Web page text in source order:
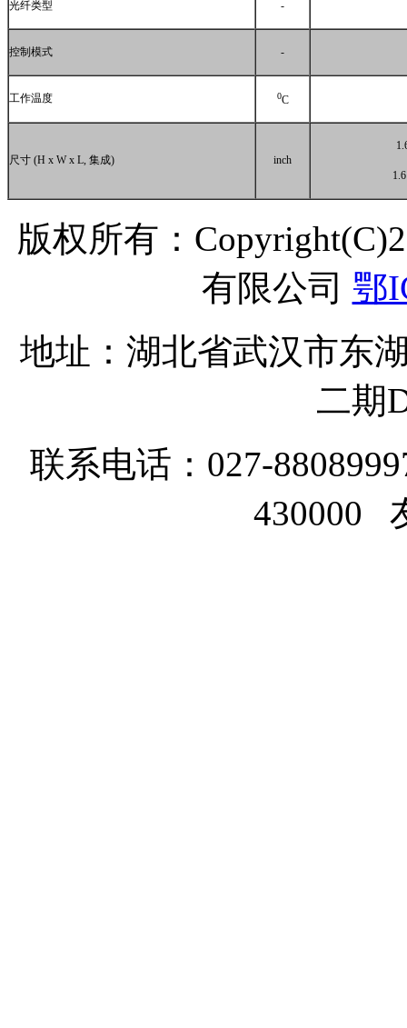
光纤类型 -
控制模式 -
工作温度 0C
尺寸 (H x W x L, 集成) inch
版权所有：
有限公司 鄂
地址：湖北省武汉市东
二期
联系电话：027-
430000